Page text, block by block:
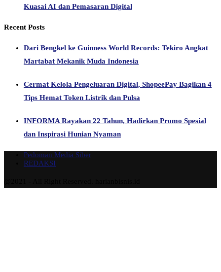
Kuasai AI dan Pemasaran Digital
Recent Posts
Dari Bengkel ke Guinness World Records: Tekiro Angkat
Martabat Mekanik Muda Indonesia
Cermat Kelola Pengeluaran Digital, ShopeePay Bagikan 4
Tips Hemat Token Listrik dan Pulsa
INFORMA Rayakan 22 Tahun, Hadirkan Promo Spesial
dan Inspirasi Hunian Nyaman
Pedoman Media Siber
REDAKSI